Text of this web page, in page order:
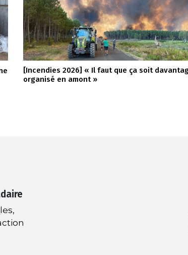
[Incendies 2026] « Il faut que ça soit
organisé en amont »